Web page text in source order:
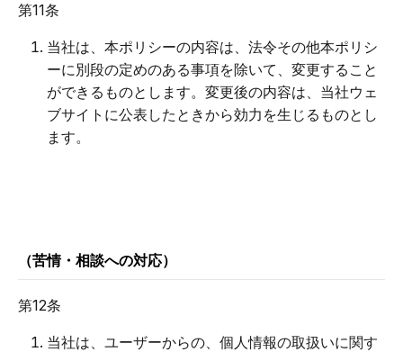
第11条
当社は、本ポリシーの内容は、法令その他本ポリシ
ーに別段の定めのある事項を除いて、変更すること
ができるものとします。変更後の内容は、当社ウェ
ブサイトに公表したときから効力を生じるものとし
ます。
（苦情・相談への対応）
第12条
当社は、ユーザーからの、個人情報の取扱いに関す